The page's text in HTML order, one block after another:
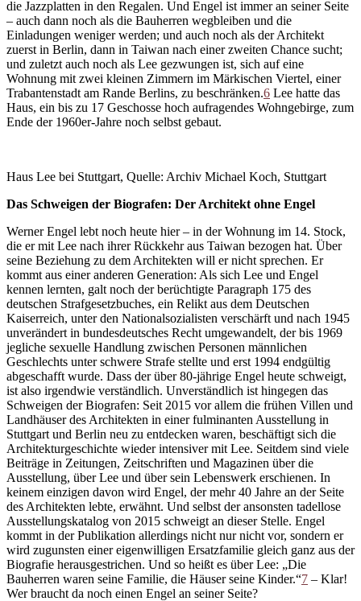
die Jazzplatten in den Regalen. Und Engel ist immer an seiner Seite
– auch dann noch als die Bauherren wegbleiben und die
Einladungen weniger werden; und auch noch als der Architekt
zuerst in Berlin, dann in Taiwan nach einer zweiten Chance sucht;
und zuletzt auch noch als Lee gezwungen ist, sich auf eine
Wohnung mit zwei kleinen Zimmern im Märkischen Viertel, einer
Trabantenstadt am Rande Berlins, zu beschränken.6 Lee hatte das
Haus, ein bis zu 17 Geschosse hoch aufragendes Wohngebirge, zum
Ende der 1960er-Jahre noch selbst gebaut.
Haus Lee bei Stuttgart, Quelle: Archiv Michael Koch, Stuttgart
Das Schweigen der Biografen: Der Architekt ohne Engel
Werner Engel lebt noch heute hier – in der Wohnung im 14. Stock,
die er mit Lee nach ihrer Rückkehr aus Taiwan bezogen hat. Über
seine Beziehung zu dem Architekten will er nicht sprechen. Er
kommt aus einer anderen Generation: Als sich Lee und Engel
kennen lernten, galt noch der berüchtigte Paragraph 175 des
deutschen Strafgesetzbuches, ein Relikt aus dem Deutschen
Kaiserreich, unter den Nationalsozialisten verschärft und nach 1945
unverändert in bundesdeutsches Recht umgewandelt, der bis 1969
jegliche sexuelle Handlung zwischen Personen männlichen
Geschlechts unter schwere Strafe stellte und erst 1994 endgültig
abgeschafft wurde. Dass der über 80-jährige Engel heute schweigt,
ist also irgendwie verständlich. Unverständlich ist hingegen das
Schweigen der Biografen: Seit 2015 vor allem die frühen Villen und
Landhäuser des Architekten in einer fulminanten Ausstellung in
Stuttgart und Berlin neu zu entdecken waren, beschäftigt sich die
Architekturgeschichte wieder intensiver mit Lee. Seitdem sind viele
Beiträge in Zeitungen, Zeitschriften und Magazinen über die
Ausstellung, über Lee und über sein Lebenswerk erschienen. In
keinem einzigen davon wird Engel, der mehr 40 Jahre an der Seite
des Architekten lebte, erwähnt. Und selbst der ansonsten tadellose
Ausstellungskatalog von 2015 schweigt an dieser Stelle. Engel
kommt in der Publikation allerdings nicht nurnicht vor, sondern er
wird zugunsten einer eigenwilligen Ersatzfamilie gleich ganz aus der
Biografie herausgestrichen. Und so heißt es über Lee: „Die
Bauherren waren seine Familie, die Häuser seine Kinder.“7 – Klar!
Wer braucht da noch einen Engel an seiner Seite?